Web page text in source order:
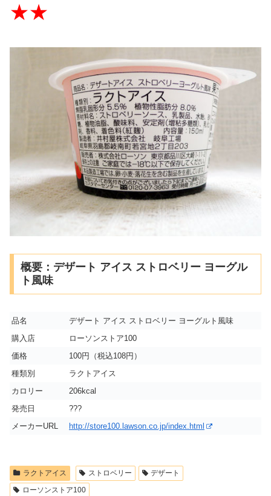
★★
概要：デザート アイス ストロベリー ヨーグル
ト風味
品名
デザート アイス ストロベリー ヨーグルト風味
購入店
ローソンストア100
価格
100円（税込108円）
種類別
ラクトアイス
カロリー
206kcal
発売日
???
メーカーURL
http://store100.lawson.co.jp/index.html
ラクトアイス ストロベリー
デザート
ローソンストア100